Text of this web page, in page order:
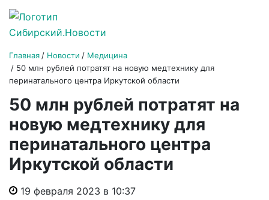
Главная Новости
Медицина
50 млн рублей потратят на новую медтехнику для
перинатального центра Иркутской области
50 млн рублей потратят на
новую медтехнику для
перинатального центра
Иркутской области
19 февраля 2023 в 10:37